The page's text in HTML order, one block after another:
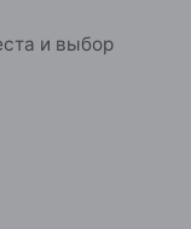
и выбор